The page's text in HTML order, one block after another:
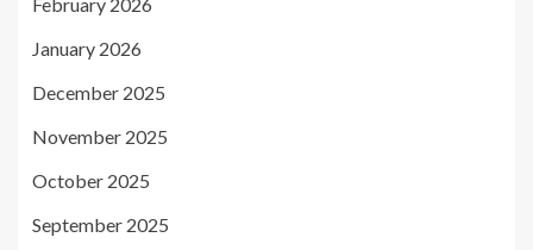
January 2026
December 2025
November 2025
October 2025
September 2025